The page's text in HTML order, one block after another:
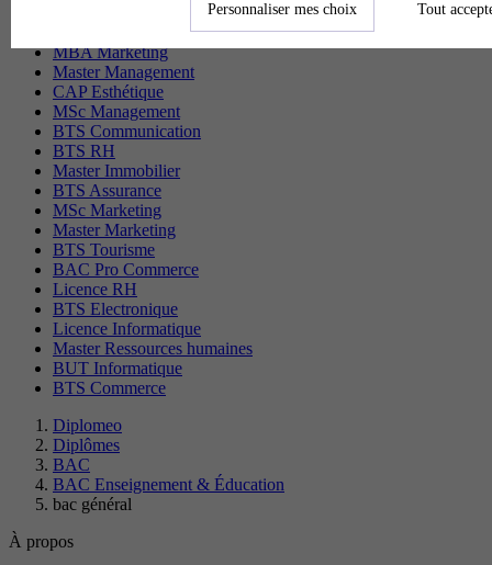
MBA Marketing
Master Management
CAP Esthétique
MSc Management
BTS Communication
BTS RH
Master Immobilier
BTS Assurance
MSc Marketing
Master Marketing
BTS Tourisme
BAC Pro Commerce
Licence RH
BTS Electronique
Licence Informatique
Master Ressources humaines
BUT Informatique
BTS Commerce
Diplomeo
Diplômes
BAC
BAC Enseignement & Éducation
bac général
À propos
Personnaliser mes choix Tout